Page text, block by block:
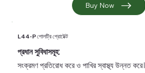
Buy Now
L44-P পোলট্রি প্রোটেক্ট
প্রধান সুবিধাসমূহ:
সংক্রমণ প্রতিরোধ করে ও পাখির স্বাস্থ্য উন্নত করে।